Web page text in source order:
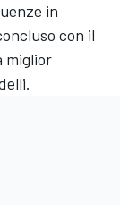
in
con il
miglior
.